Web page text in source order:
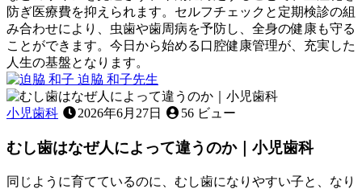
原
因
を
知
る
～
目
以
上
に
大
切
な
割〜
防ぎ医療費を抑えられます。セルフチェックと定期検診の組
み合わせにより、虫歯や歯周病を予防し、全身の健康も守る
ことができます。今日から始める口腔健康管理が、充実した
人生の基盤となります。
迫脇 和子先生
年
6
22
日
あ
な
の
腔
小児歯科 2026年6月27日 56 ビュー
むし歯はなぜ人によって違うのか｜小児歯科
同じように育てているのに、むし歯になりやすい子と、なり